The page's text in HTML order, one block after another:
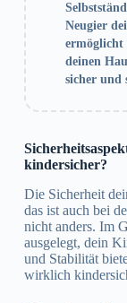
Neugier
ermöglicht
deinen
sicher und
kindersicher?
Die Sicherheit
das ist auch bei
nicht anders. Im
ausgelegt, dein
und Stabilität
wirklich